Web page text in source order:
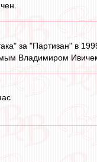
за "Партизан" в
Владимиром